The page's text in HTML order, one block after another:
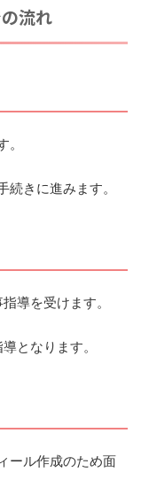
流れ
きに進みます。
導を受けます。
となります。
ール作成のため面